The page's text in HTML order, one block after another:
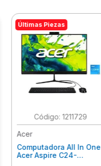
Últimas Piezas
: 1211729
Acer
Computadora All In One
Acer Aspire C24-